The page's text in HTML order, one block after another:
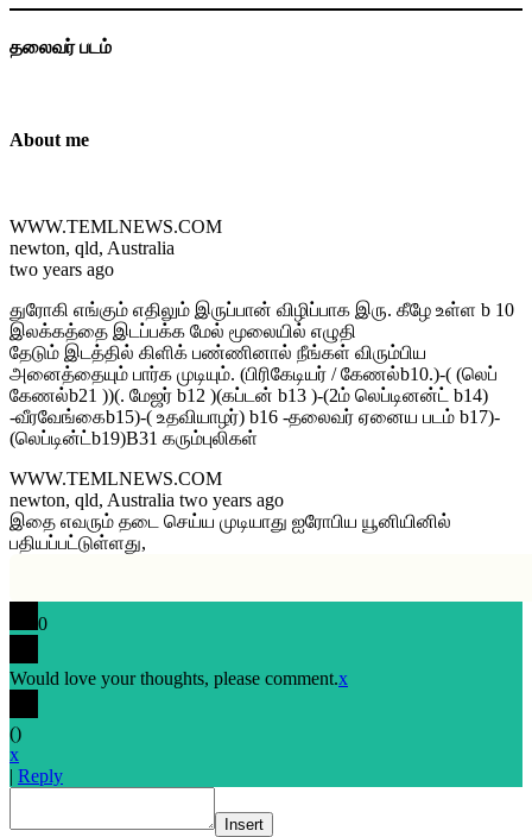
தலைவர் படம்
About me
WWW.TEMLNEWS.COM
newton, qld, Australia
two years ago
துரோகி எங்கும் எதிலும் இருப்பான் விழிப்பாக இரு. கீழே உள்ள b 10
இலக்கத்தை இடப்பக்க மேல் மூலையில் எழுதி
தேடும் இடத்தில் கிளிக் பண்ணினால் நீங்கள் விரும்பிய
அனைத்தையும் பார்க முடியும். (பிரிகேடியர் / கேணல்b10.)-( (லெப்
கேணல்b21 ))(. மேஜர் b12 )(கப்டன் b13 )-(2ம் லெப்டினன்ட் b14)
-வீரவேங்கைb15)-( உதவியாழர்) b16 -தலைவர் ஏனைய படம் b17)-
(லெப்டின்ட்b19)B31 கரும்புலிகள்
WWW.TEMLNEWS.COM
newton, qld, Australia two years ago
இதை எவரும் தடை செய்ய முடியாது ஐரோபிய யூனியினில்
பதியப்பட்டுள்ளது,
0
Would love your thoughts, please comment.x
()
x
| Reply
Insert